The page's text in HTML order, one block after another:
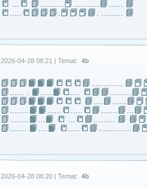
📒 …📒 📗……….📕………..📘…… 📘
📒…..📒📗📗📗.📕📕📕📘. ……… 📘
2026-04-28 08:21 | Temat: 4b
📗📗📗📙📙📙📒📒📒📘……..…..
📗...... . 📙…..📙📒….
📗📗📗📙📙📙📒📒📒
📗……..📙…📙 📒 …📒📘……... 📘
📗……. 📙….📙
2026-04-28 08:20 | Temat: 4b